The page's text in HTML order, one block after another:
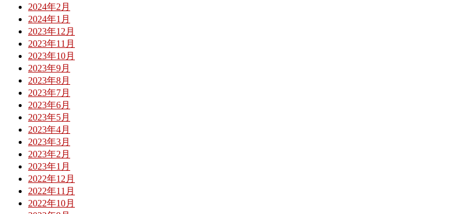
2024年2月
2024年1月
2023年12月
2023年11月
2023年10月
2023年9月
2023年8月
2023年7月
2023年6月
2023年5月
2023年4月
2023年3月
2023年2月
2023年1月
2022年12月
2022年11月
2022年10月